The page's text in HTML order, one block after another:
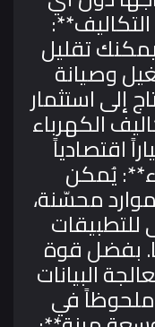
تقليل
وصيانة
إلى استثمار
الكهرباء
اقتصادياً
يُمكن
محسّنة،
للتطبيقات
بفضل قوة
البيانات
ملحوظاً في